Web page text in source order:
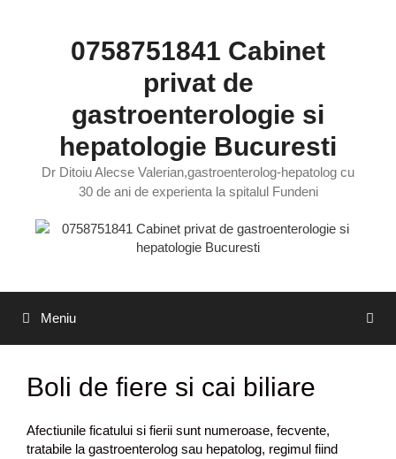
0758751841 Cabinet
privat de
gastroenterologie si
hepatologie Bucuresti
Dr Ditoiu Alecse Valerian,gastroenterolog-hepatolog cu
30 de ani de experienta la spitalul Fundeni
Meniu
Boli de fiere si cai biliare
Afectiunile ficatului si fierii sunt numeroase, fecvente,
tratabile la gastroenterolog sau hepatolog, regimul fiind